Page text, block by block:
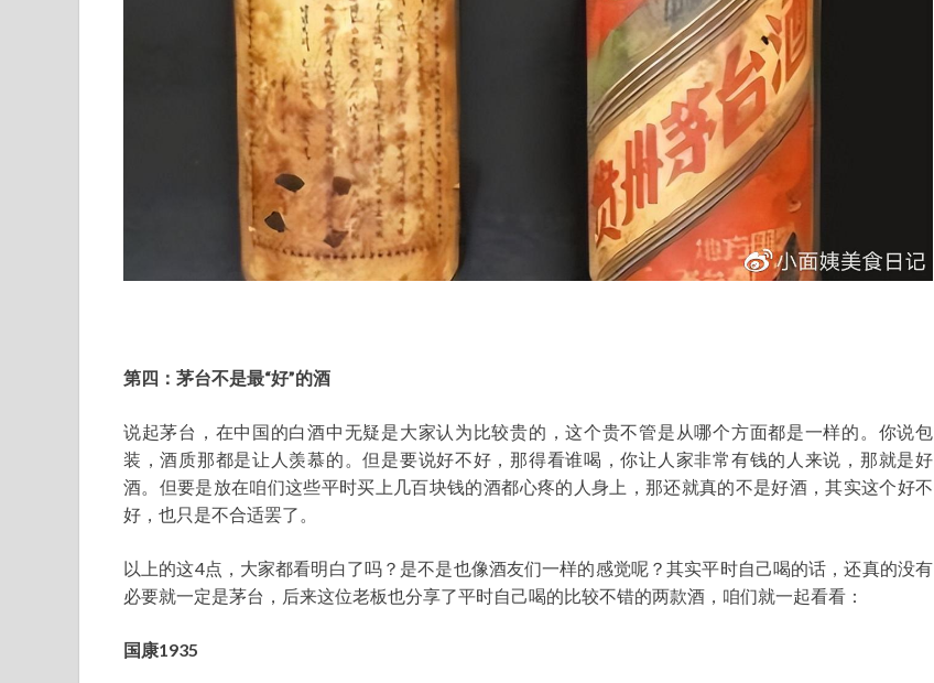
第四：茅台不是最“好”的酒
说起茅台，在中国的白酒中无疑是大家认为比较贵的，这个贵不管是从哪个方面都是一样的。你说包
装，酒质那都是让人羡慕的。但是要说好不好，那得看谁喝，你让人家非常有钱的人来说，那就是好
酒。但要是放在咱们这些平时买上几百块钱的酒都心疼的人身上，那还就真的不是好酒，其实这个好不
好，也只是不合适罢了。
以上的这4点，大家都看明白了吗？是不是也像酒友们一样的感觉呢？其实平时自己喝的话，还真的没有
必要就一定是茅台，后来这位老板也分享了平时自己喝的比较不错的两款酒，咱们就一起看看：
国康1935